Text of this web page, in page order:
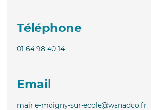
Téléphone
01 64 98 40 14
Email
mairie-moigny-sur-ecole@wanadoo.fr